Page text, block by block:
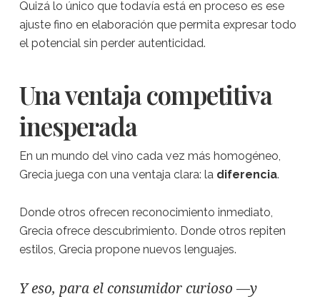
Quizá lo único que todavía está en proceso es ese
ajuste fino en elaboración que permita expresar todo
el potencial sin perder autenticidad.
Una ventaja competitiva
inesperada
En un mundo del vino cada vez más homogéneo,
Grecia juega con una ventaja clara: la diferencia.
Donde otros ofrecen reconocimiento inmediato,
Grecia ofrece descubrimiento. Donde otros repiten
estilos, Grecia propone nuevos lenguajes.
Y eso, para el consumidor curioso —y